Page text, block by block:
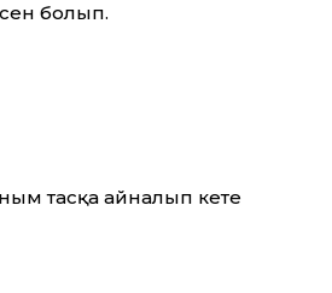
болып.
тасқа айналып кете